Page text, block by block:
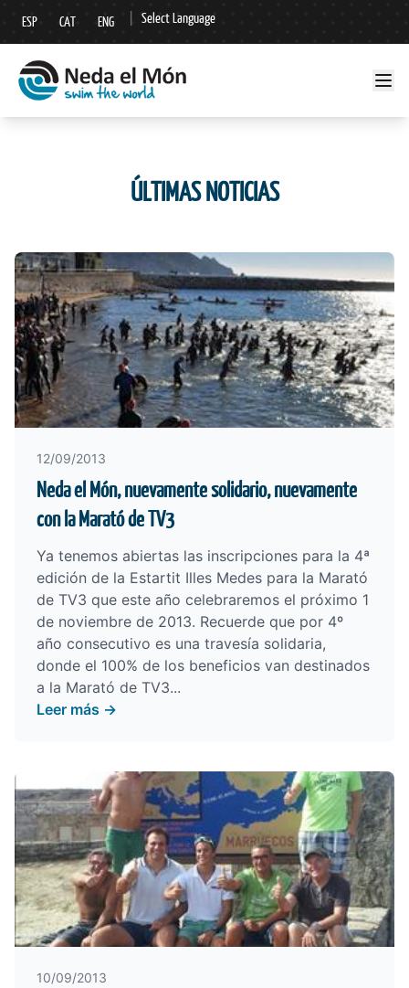
ESP CAT ENG Select Language
▼
ÚLTIMAS NOTICIAS
12/09/2013
Neda el Món, nuevamente solidario, nuevamente
con la Marató de TV3
Ya tenemos abiertas las inscripciones para la 4ª
edición de la Estartit Illes Medes para la Marató
de TV3 que este año celebraremos el próximo 1
de noviembre de 2013. Recuerde que por 4º
año consecutivo es una travesía solidaria,
donde el 100% de los beneficios van destinados
a la Marató de TV3...
Leer más →
10/09/2013